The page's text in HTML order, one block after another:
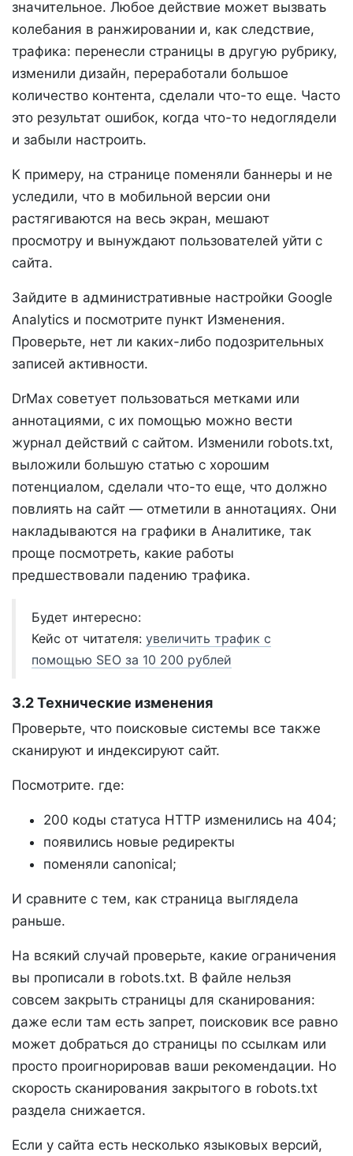
значительное. Любое действие может вызвать
колебания в ранжировании и, как следствие,
трафика: перенесли страницы в другую рубрику,
изменили дизайн, переработали большое
количество контента, сделали что-то еще. Часто
это результат ошибок, когда что-то недоглядели
и забыли настроить.
К примеру, на странице поменяли баннеры и не
уследили, что в мобильной версии они
растягиваются на весь экран, мешают
просмотру и вынуждают пользователей уйти с
сайта.
Зайдите в административные настройки Google
Analytics и посмотрите пункт Изменения.
Проверьте, нет ли каких-либо подозрительных
записей активности.
DrMax советует пользоваться метками или
аннотациями, с их помощью можно вести
журнал действий с сайтом. Изменили robots.txt,
выложили большую статью с хорошим
потенциалом, сделали что-то еще, что должно
повлиять на сайт — отметили в аннотациях. Они
накладываются на графики в Аналитике, так
проще посмотреть, какие работы
предшествовали падению трафика.
Будет интересно:
Кейс от читателя: увеличить трафик с
помощью SEO за 10 200 рублей
3.2 Технические изменения
Проверьте, что поисковые системы все также
сканируют и индексируют сайт.
Посмотрите. где:
200 коды статуса HTTP изменились на 404;
появились новые редиректы
поменяли canonical;
И сравните с тем, как страница выглядела
раньше.
На всякий случай проверьте, какие ограничения
вы прописали в robots.txt. В файле нельзя
совсем закрыть страницы для сканирования:
даже если там есть запрет, поисковик все равно
может добраться до страницы по ссылкам или
просто проигнорировав ваши рекомендации. Но
скорость сканирования закрытого в robots.txt
раздела снижается.
Если у сайта есть несколько языковых версий,